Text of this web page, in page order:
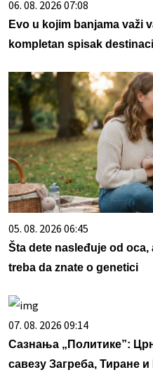
06. 08. 2026 07:08
Evo u kojim banjama važi
kompletan spisak
05. 08. 2026 06:45
Šta dete nasleđuje od
treba da znate o genetici
07. 08. 2026 09:14
Сазнања „Политике”:
савезу Загреба, Тиране